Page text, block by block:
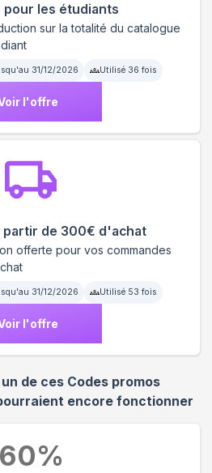
les étudiants
sur la totalité du catalogue
31/12/2026 Utilisé 36 fois
l'offre
partir de 300€ d'achat
offerte pour vos commandes
31/12/2026 Utilisé 53 fois
l'offre
de ces Codes promos
encore fonctionner
60%